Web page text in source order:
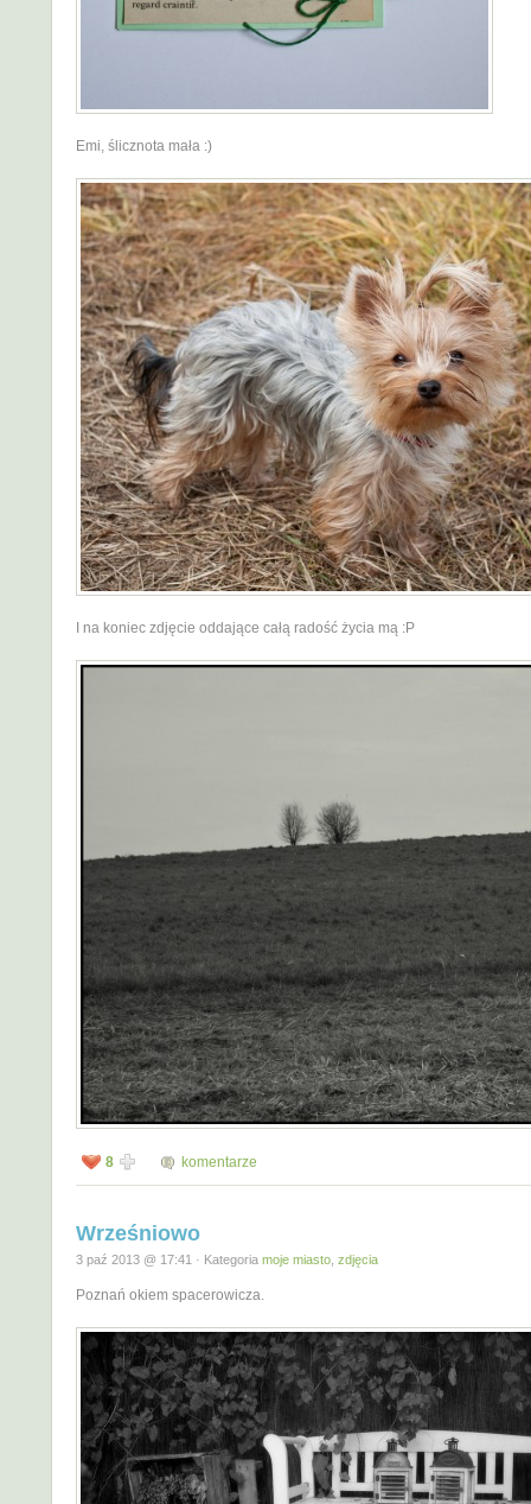
Emi, ślicznota mała :)
I na koniec zdjęcie oddające całą radość życia mą :P
8 komentarze
Wrześniowo
3 paź 2013 @ 17:41 · Kategoria moje miasto zdjęcia
Poznań okiem spacerowicza.